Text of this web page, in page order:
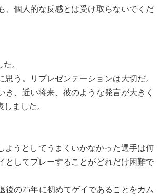
、個人的な反感とは受け取らないでくだ
。
う。リプレゼンテーションは大切だ。
、近い将来、彼のような発言が大きく
しました。
うとしてうまくいかなかった選手は何
としてプレーすることがどれだけ困難で
の75年に初めてゲイであることをカム